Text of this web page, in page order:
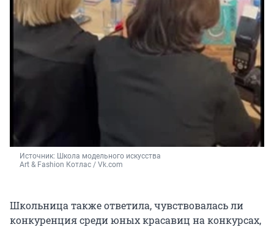
Источник: Школа модельного искусства
Art & Fashion Котлас / Vk.com
Школьница также ответила, чувствовалась ли
конкуренция среди юных красавиц на конкурсах,